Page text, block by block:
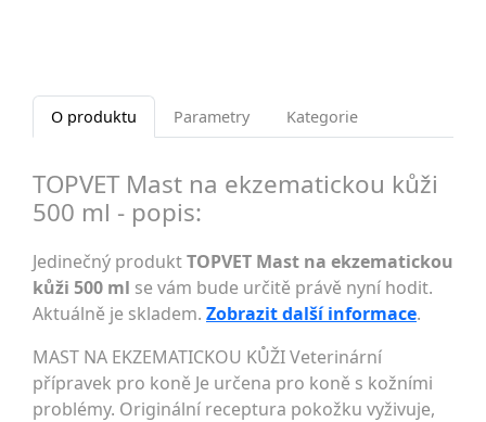
O produktu Parametry Kategorie
TOPVET Mast na ekzematickou kůži
500 ml - popis:
Jedinečný produktTOPVET Mast na ekzematickou
kůži 500 ml se vám bude určitě právě nyní hodit.
Aktuálně je skladem. Zobrazit další informace.
MAST NA EKZEMATICKOU KŮŽI Veterinární
přípravek pro koně Je určena pro koně s kožními
problémy. Originální receptura pokožku vyživuje,